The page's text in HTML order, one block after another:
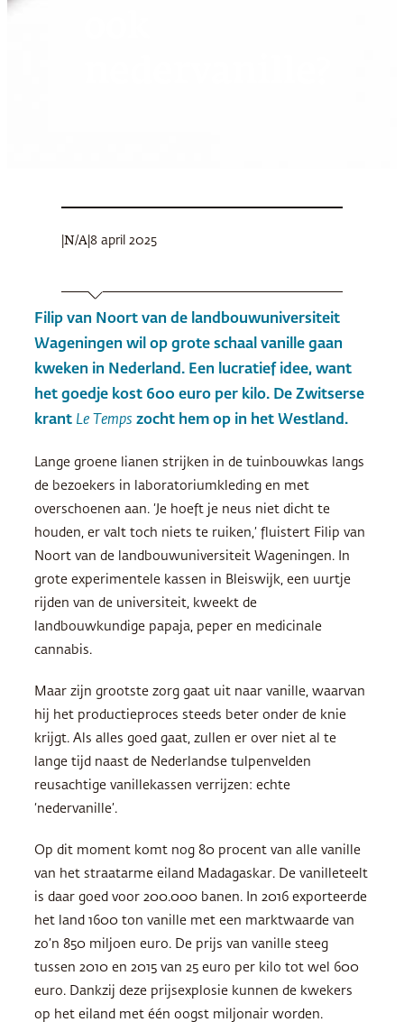
N/A 8 april 2025
Filip van Noort van de landbouwuniversiteit
Wageningen wil op grote schaal vanille gaan
kweken in Nederland. Een lucratief idee, want
het goedje kost 600 euro per kilo. De Zwitserse
krant Le Temps zocht hem op in het Westland.
Lange groene lianen strijken in de tuinbouwkas langs
de bezoekers in laboratoriumkleding en met
overschoenen aan. ‘Je hoeft je neus niet dicht te
houden, er valt toch niets te ruiken,’ fluistert Filip van
Noort van de landbouwuniversiteit Wageningen. In
grote experimentele kassen in Bleiswijk, een uurtje
rijden van de universiteit, kweekt de
landbouwkundige papaja, peper en medicinale
cannabis.
Maar zijn grootste zorg gaat uit naar vanille, waarvan
hij het productieproces steeds beter onder de knie
krijgt. Als alles goed gaat, zullen er over niet al te
lange tijd naast de Nederlandse tulpenvelden
reusachtige vanillekassen verrijzen: echte
‘nedervanille’.
Op dit moment komt nog 80 procent van alle vanille
van het straatarme eiland Madagaskar. De vanilleteelt
is daar goed voor 200.000 banen. In 2016 exporteerde
het land 1600 ton vanille met een marktwaarde van
zo’n 850 miljoen euro. De prijs van vanille steeg
tussen 2010 en 2015 van 25 euro per kilo tot wel 600
euro. Dankzij deze prijsexplosie kunnen de kwekers
op het eiland met één oogst miljonair worden.